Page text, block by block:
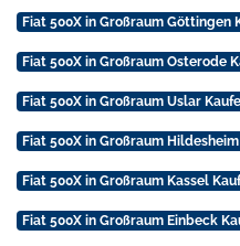
Fiat 500X in Großraum Göttingen
Fiat 500X in Großraum Osterode
Fiat 500X in Großraum Uslar
Fiat 500X in Großraum
Fiat 500X in Großraum Kassel
Fiat 500X in Großraum Einbeck